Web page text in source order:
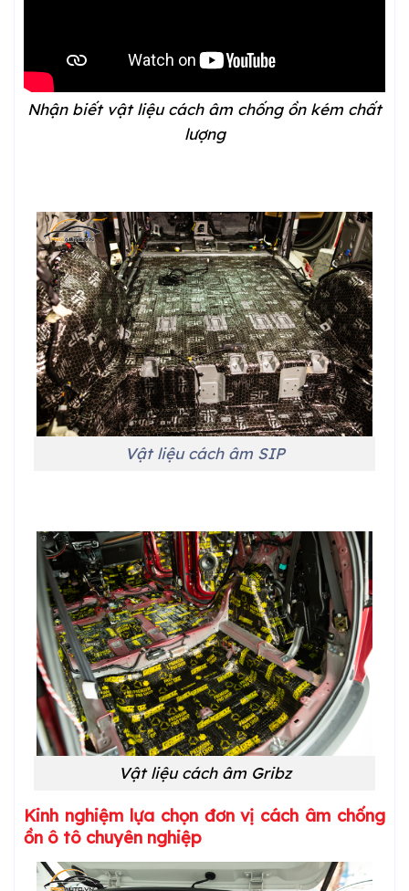
Nhận biết vật liệu cách âm chống ồn kém chất
lượng
Vật liệu cách âm SIP
Vật liệu cách âm Gribz
Kinh nghiệm lựa chọn đơn vị cách âm chống
ồn ô tô chuyên nghiệp